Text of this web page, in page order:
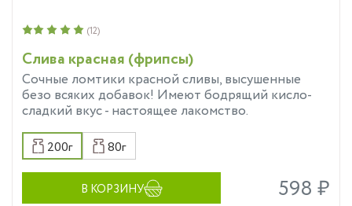
Слива красная (фрипсы)
Сочные ломтики красной сливы, высушенные
безо всяких добавок! Имеют бодрящий кисло-
сладкий вкус - настоящее лакомство.
(12)
200г 80г
В КОРЗИНУ 598 ₽